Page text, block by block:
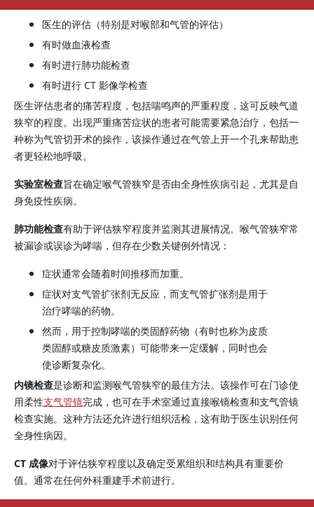
医生的评估（特别是对喉部和气管的评估）
有时做血液检查
有时进行肺功能检查
有时进行 CT 影像学检查
医生评估患者的痛苦程度，包括喘鸣声的严重程度，这可反映气道
狭窄的程度。出现严重痛苦症状的患者可能需要紧急治疗，包括一
种称为气管切开术的操作，该操作通过在气管上开一个孔来帮助患
者更轻松地呼吸。
实验室检查旨在确定喉气管狭窄是否由全身性疾病引起，尤其是自
身免疫性疾病。
肺功能检查有助于评估狭窄程度并监测其进展情况。喉气管狭窄常
被漏诊或误诊为哮喘，但存在少数关键例外情况：
症状通常会随着时间推移而加重。
症状对支气管扩张剂无反应，而支气管扩张剂是用于
治疗哮喘的药物。
然而，用于控制哮喘的类固醇药物（有时也称为皮质
类固醇或糖皮质激素）可能带来一定缓解，同时也会
使诊断复杂化。
内镜检查是诊断和监测喉气管狭窄的最佳方法。该操作可在门诊使
用柔性支气管镜完成，也可在手术室通过直接喉镜检查和支气管镜
检查实施。这种方法还允许进行组织活检，这有助于医生识别任何
全身性病因。
CT 成像对于评估狭窄程度以及确定受累组织和结构具有重要价
值。通常在任何外科重建手术前进行。